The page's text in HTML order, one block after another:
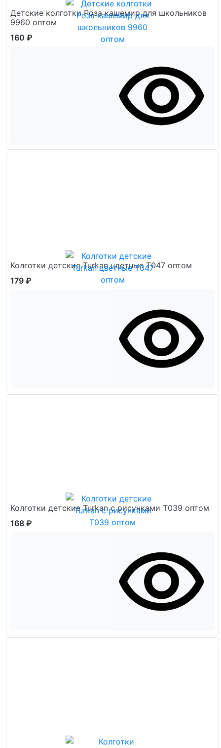
Детские колготки Роза кашемир для школьников
9960 оптом
160 ₽
Колготки детские Turkan цветные Т047 оптом
179 ₽
Колготки детские Turkan с рисунками Т039 оптом
168 ₽